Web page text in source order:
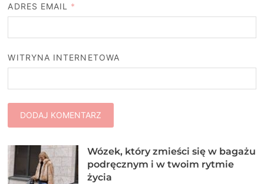
ADRES EMAIL *
WITRYNA INTERNETOWA
Wózek, który zmieści się w bagażu
podręcznym i w twoim rytmie
życia